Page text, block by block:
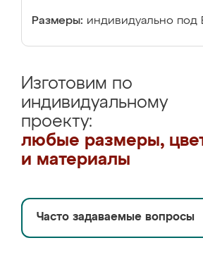
Размеры: индивидуально под
Изготовим по
индивидуальному
проекту:
любые размеры,
и материалы
Часто задаваемые вопросы